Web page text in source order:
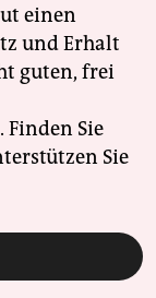
einen
und Erhalt
guten, frei
Finden Sie
Sie